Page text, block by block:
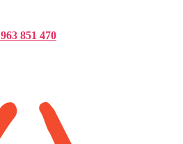
963 851 470